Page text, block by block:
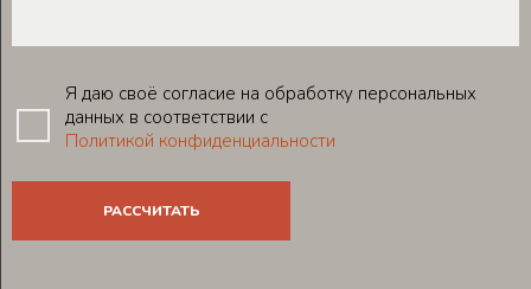
Я даю своё согласие на обработку персональных
данных в соответствии с
Политикой конфиденциальности